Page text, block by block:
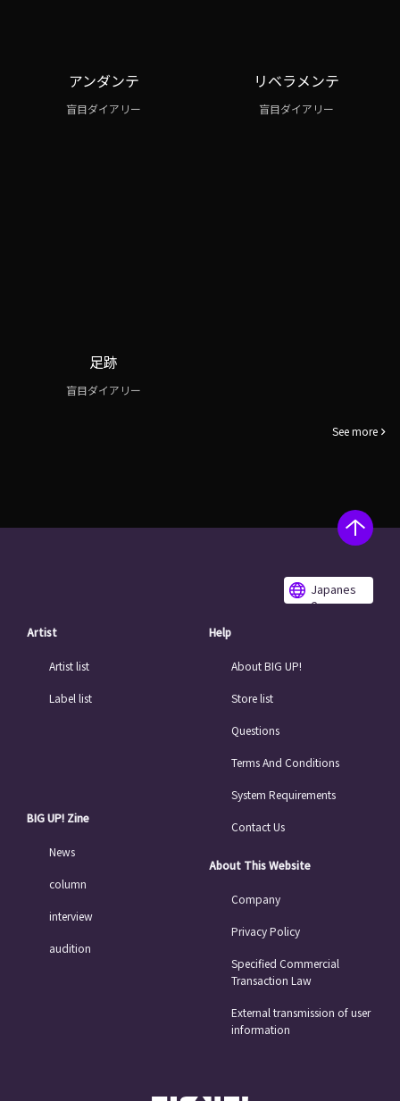
アンダンテ
盲目ダイアリー
リベラメンテ
盲目ダイアリー
足跡
盲目ダイアリー
See more
Japanes
e
Artist
Artist list
Label list
BIG UP! Zine
News
column
interview
audition
Help
About BIG UP!
Store list
Questions
Terms And Conditions
System Requirements
Contact Us
About This Website
Company
Privacy Policy
Specified Commercial
Transaction Law
External transmission of user
information